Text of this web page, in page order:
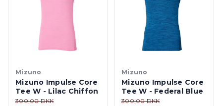
Mizuno
Mizuno Impulse Core
Tee W - Lilac Chiffon
300,00 DKK
Mizuno
Mizuno Impulse Core
Tee W - Federal Blue
300,00 DKK